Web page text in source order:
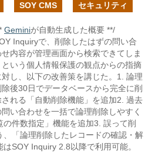
SOY CMS セキュリティ
Geminiが自動生成した概要 **/
Inquiryで、削除したはずの問い合
せ内容が管理画面から検索できてしま
という個人情報保護の観点からの指摘
対し、以下の改善策を講じた。1. 論理
除後30日でデータベースから完全に削
される「自動削除機能」を追加2. 過去
問い合わせを一括で論理削除しやすく
件数指定」機能を追加3. 誤って削
、「論理削除したレコードの確認・解
SOY Inquiry 2.8以降で利用可能。